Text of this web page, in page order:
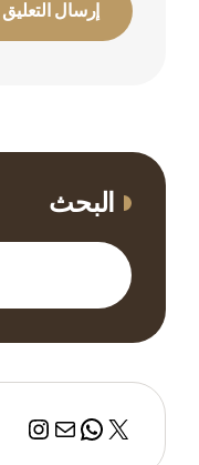
البحث
إكسواتساب
بريد